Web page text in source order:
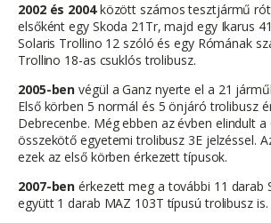
2002 és 2004között számos tesztjármű
elsőként egy Skoda 21Tr, majd egy Ikarus
Solaris Trollino 12 szóló és egy Rómának
Trollino 18-as csuklós trolibusz.
2005-ben végül a Ganz nyerte el a 21
Első körben 5 normál és 5 önjáró trolibusz
Debrecenbe. Még ebben az évben elindult
összekötő egyetemi trolibusz 3E jelzéssel.
ezek az első körben érkezett típusok.
2007-ben érkezett meg a további 11 darab
együtt 1 darab MAZ 103T típusú trolibusz is.